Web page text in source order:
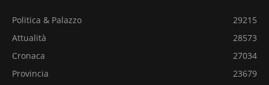
Politica & Palazzo
29215
Attualità
28573
Cronaca
27034
Provincia
23679